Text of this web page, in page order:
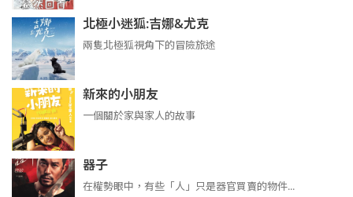
北極小迷狐:吉娜&尤克
兩隻北極狐視角下的冒險旅途
新來的小朋友
一個關於家與家人的故事
器子
在權勢眼中，有些「人」只是器官買賣的物件...